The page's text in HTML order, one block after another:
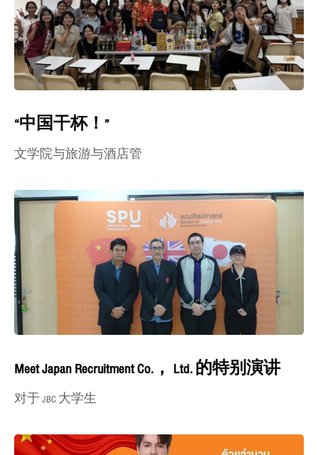
“中国干杯！”
文学院与旅游与酒店管
Meet Japan Recruitment Co.， Ltd. 的特别演讲
对于 JBC 大学生